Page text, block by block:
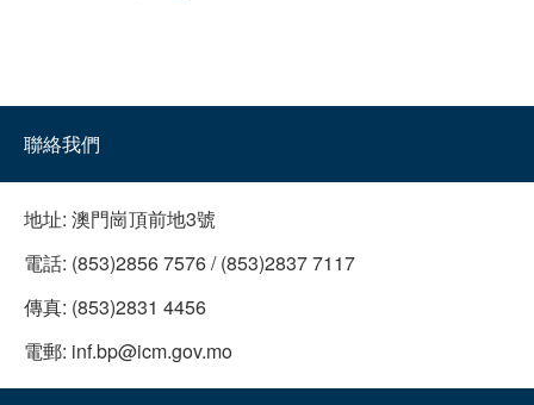
聯絡我們
地址: 澳門崗頂前地3號
電話: (853)2856 7576 / (853)2837 7117
傳真: (853)2831 4456
電郵: inf.bp@icm.gov.mo